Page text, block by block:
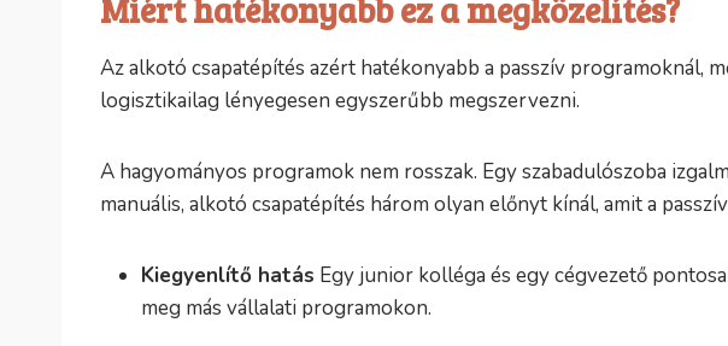
Miért hatékonyabb ez a megközelítés?
Az alkotó csapatépítés azért hatékonyabb a passzív programoknál,
logisztikailag lényegesen egyszerűbb megszervezni.
A hagyományos programok nem rosszak. Egy szabadulószoba
manuális, alkotó csapatépítés három olyan előnyt kínál, amit a
Kiegyenlítő hatás Egy junior kolléga és egy cégvezető
meg más vállalati programokon.